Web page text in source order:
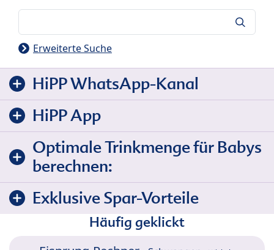
Erweiterte Suche
HiPP WhatsApp-Kanal
HiPP App
Optimale Trinkmenge für Babys
berechnen:
Exklusive Spar-Vorteile
Häufig geklickt